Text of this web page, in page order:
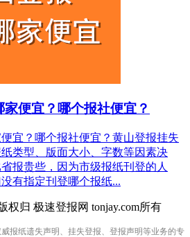
便宜？哪个报社便宜？
宜？哪个报社便宜？黄山登报挂失
类型、版面大小、字数等因素决
报贵些，因为市级报纸刊登的人
有指定刊登哪个报纸...
权归 极速登报网 tonjay.com所有
报纸遗失声明、挂失登报、登报声明等业务的专